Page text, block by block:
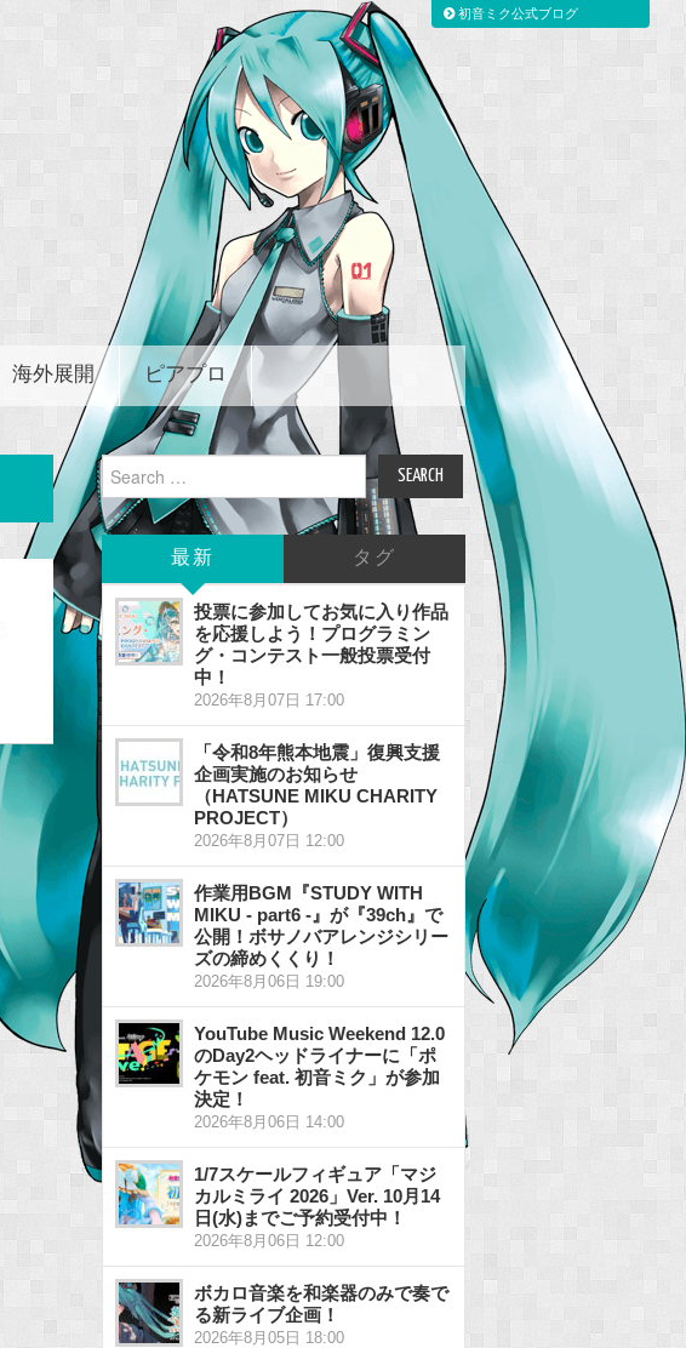
海外展開 ピアプロ
Search
for:
最新 タグ
投票に参加してお気に入り作品
を応援しよう！プログラミン
グ・コンテスト一般投票受付
中！
2026年8月07日 17:00
「令和8年熊本地震」復興支援
企画実施のお知らせ
（HATSUNE MIKU CHARITY
PROJECT）
2026年8月07日 12:00
作業用BGM『STUDY WITH
MIKU - part6 -』が『39ch』で
公開！ボサノバアレンジシリー
ズの締めくくり！
2026年8月06日 19:00
YouTube Music Weekend 12.0
のDay2ヘッドライナーに「ポ
ケモン feat. 初音ミク」が参加
決定！
2026年8月06日 14:00
1/7スケールフィギュア「マジ
カルミライ 2026」Ver. 10月14
日(水)までご予約受付中！
2026年8月06日 12:00
ボカロ音楽を和楽器のみで奏で
る新ライブ企画！
2026年8月05日 18:00
初音ミク公式ブログ